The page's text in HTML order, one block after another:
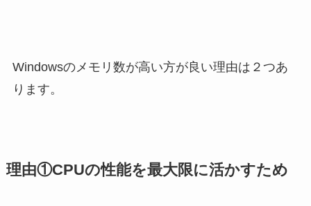
Windowsのメモリ数が高い方が良い理由は２つあ
ります。
理由①CPUの性能を最大限に活かすため